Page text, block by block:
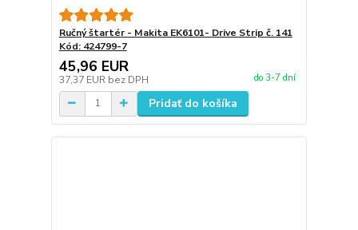
Ručný štartér - Makita EK6101- Drive Strip č. 141
Kód: 424799-7
45,96 EUR
37,37 EUR bez DPH do 3-7 dní
Pridať do košíka